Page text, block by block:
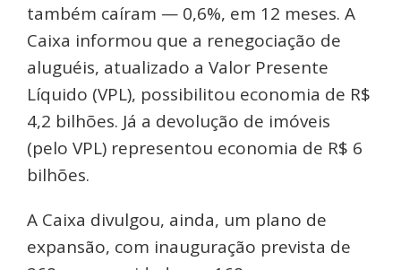
também caíram — 0,6%, em 12 meses. A
Caixa informou que a renegociação de
aluguéis, atualizado a Valor Presente
Líquido (VPL), possibilitou economia de R$
4,2 bilhões. Já a devolução de imóveis
(pelo VPL) representou economia de R$ 6
bilhões.
A Caixa divulgou, ainda, um plano de
expansão, com inauguração prevista de